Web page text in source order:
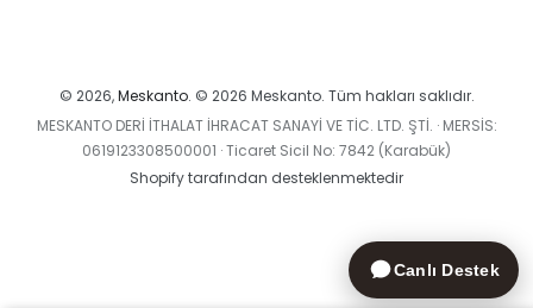
© 2026,Meskanto. © 2026 Meskanto. Tüm hakları saklıdır.
MESKANTO DERİ İTHALAT İHRACAT SANAYİ VE TİC. LTD. ŞTİ. · MERSİS:
0619123308500001 · Ticaret Sicil No: 7842 (Karabük)
Shopify tarafından desteklenmektedir
yöntemleri
Canlı Destek